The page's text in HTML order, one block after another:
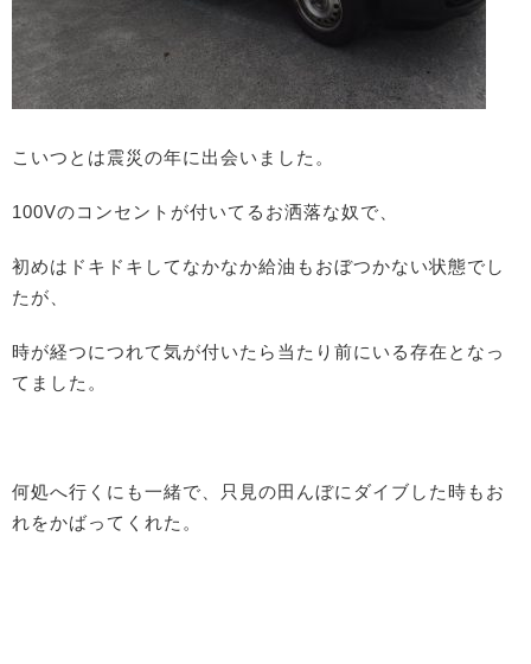
こいつとは震災の年に出会いました。
100Vのコンセントが付いてるお洒落な奴で、
初めはドキドキしてなかなか給油もおぼつかない状態でし
たが、
時が経つにつれて気が付いたら当たり前にいる存在となっ
てました。
何処へ行くにも一緒で、只見の田んぼにダイブした時もお
れをかばってくれた。